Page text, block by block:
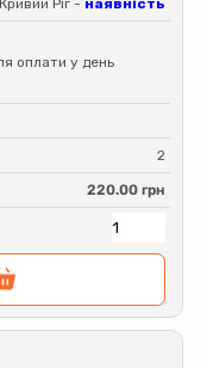
Кривий Ріг - наявність
оплати у день
2
220.00 грн